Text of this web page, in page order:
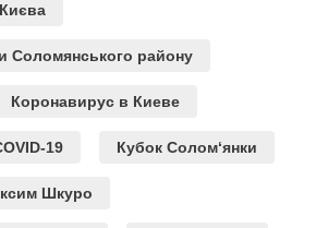
Соломянського району
Коронавирус в Киеве
19 Кубок Солом‘янки
Шкуро